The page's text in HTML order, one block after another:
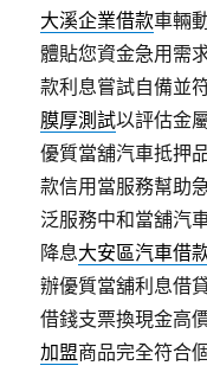
大溪企業借款車輛
體貼您資金急用需
款利息嘗試自備並
膜厚測試以評估金
優質當舖汽車抵押
款信用當服務幫助
泛服務中和當舖汽
降息大安區汽車借
辦優質當舖利息借
借錢支票換現金高
加盟商品完全符合